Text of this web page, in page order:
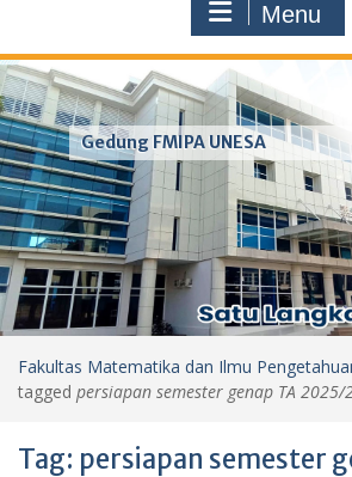
Menu
Gedung FMIPA UNESA
Fakultas Matematika dan Ilmu
tagged persiapan semester genap TA 2025/
Tag: persiapan semester